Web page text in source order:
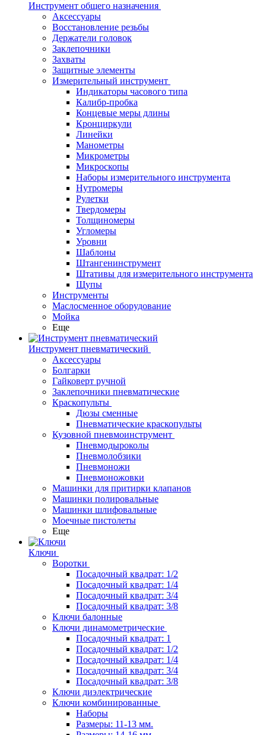
Инструмент общего назначения
Аксессуары
Восстановление резьбы
Держатели головок
Заклепочники
Захваты
Защитные элементы
Измерительный инструмент
Индикаторы часового типа
Калибр-пробка
Концевые меры длины
Кронциркули
Линейки
Манометры
Микрометры
Микроскопы
Наборы измерительного инструмента
Нутромеры
Рулетки
Твердомеры
Толщиномеры
Угломеры
Уровни
Шаблоны
Штангенинструмент
Штативы для измерительного инструмента
Щупы
Инструменты
Маслосменное оборудование
Мойка
Еще
Инструмент пневматический
Аксессуары
Болгарки
Гайковерт ручной
Заклепочники пневматические
Краскопульты
Дюзы сменные
Пневматические краскопульты
Кузовной пневмоинструмент
Пневмодыроколы
Пневмолобзики
Пневмоножи
Пневмоножовки
Машинки для притирки клапанов
Машинки полировальные
Машинки шлифовальные
Моечные пистолеты
Еще
Ключи
Воротки
Посадочный квадрат: 1/2
Посадочный квадрат: 1/4
Посадочный квадрат: 3/4
Посадочный квадрат: 3/8
Ключи балонные
Ключи динамометрические
Посадочный квадрат: 1
Посадочный квадрат: 1/2
Посадочный квадрат: 1/4
Посадочный квадрат: 3/4
Посадочный квадрат: 3/8
Ключи диэлектрические
Ключи комбинированные
Наборы
Размеры: 11-13 мм.